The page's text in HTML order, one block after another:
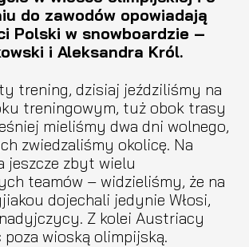
do zawodów opowiadają
Polski w snowboardzie –
i Aleksandra Król.
trening, dzisiaj jeździliśmy na
treningowym, tuż obok trasy
mieliśmy dwa dni wolnego,
zwiedzaliśmy okolicę. Na
jeszcze zbyt wielu
teamów – widzieliśmy, że na
dojechali jedynie Włosi,
Z kolei Austriacy
poza wioską olimpijską.